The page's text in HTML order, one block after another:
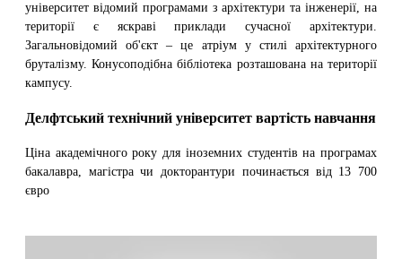
університет відомий програмами з архітектури та інженерії, на
території є яскраві приклади сучасної архітектури.
Загальновідомий об'єкт – це атріум у стилі архітектурного
бруталізму. Конусоподібна бібліотека розташована на території
кампусу.
Делфтський технічний університет вартість навчання
Ціна академічного року для іноземних студентів на програмах
бакалавра, магістра чи докторантури починається від 13 700
євро